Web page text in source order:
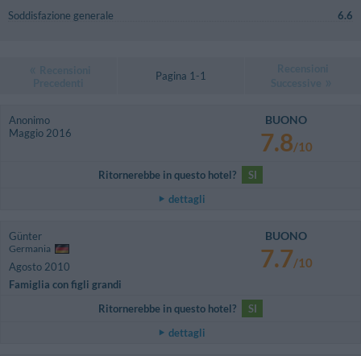
Soddisfazione generale
6.6
Pagina 1-1
Anonimo
Maggio 2016
BUONO
7.8/10
Ritornerebbe in questo hotel?
SI
dettagli
Günter
Germania
Agosto 2010
Famiglia con figli grandi
BUONO
7.7/10
Ritornerebbe in questo hotel?
SI
dettagli